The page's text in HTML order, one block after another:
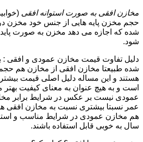
مخازن افقی به صورت استوانه افقی
حجم مخزن پایه هایی از جنس خود مخزن
شده که اجازه می دهد مخزن به صورت
شود.
دلیل تفاوت قیمت مخازن عمودی و افقی :
شده طبیعتا مخازن افقی از مخازن هم
هستند و این مساله دلیل اصلی قیمت
است و به هیچ عنوان به معنای کیفیت
عمودی نیست بر عکس در شرایط برابر
عمر نسبتا بیشتری نسبت به مخازن افقی
هم مخازن عمودی در شرایط مناسب و
سال به خوبی قابل استفاده باشند.